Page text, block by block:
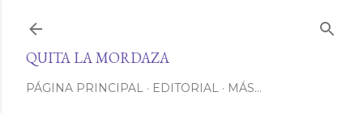
QUITA LA MORDAZA
PÁGINA PRINCIPAL EDITORIAL MÁS…